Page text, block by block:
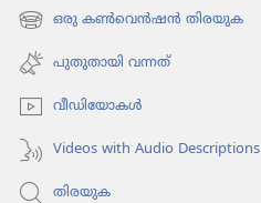
പേജ്
തുറക്കുക)
ഒരു കൺവെൻഷൻ തിരയുക
(പുതിയ
പേജ്
തുറക്കുക)
പുതുതായി വന്നത്‌
വീഡി​യോ​കൾ
Videos with Audio Descriptions
തിരയുക